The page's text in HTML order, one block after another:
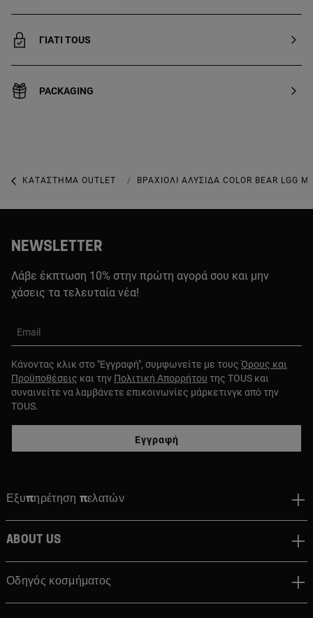
ΓΙΑΤΙ TOUS
PACKAGING
ΚΑΤΆΣΤΗΜΑ OUTLET ΚΑΤΆΣΤΗΜΑ OUTLET ΜΕ ΚΟΣΜΉΜΑΤΑ
ΒΡΑΧΙΌΛΙ ΑΛΥΣΊΔΑ COLOR BEAR
NEWSLETTER
Λάβε έκπτωση 10% στην πρώτη αγορά σου και μην
χάσεις τα τελευταία νέα!
Email
Κάνοντας κλικ στο "Εγγραφή", συμφωνείτε με τους Όρους και
Προϋποθέσεις και την Πολιτική Απορρήτου της TOUS και
συναινείτε να λαμβάνετε επικοινωνίες μάρκετινγκ από την
TOUS.
Εγγραφή
Εξυπηρέτηση πελατών
About us
Οδηγός κοσμήματος